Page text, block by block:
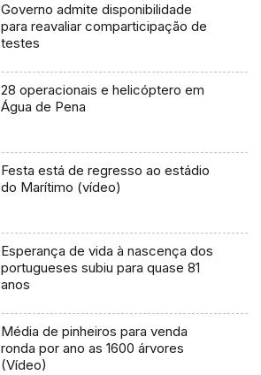
Governo admite disponibilidade
para reavaliar comparticipação de
testes
28 operacionais e helicóptero em
Água de Pena
Festa está de regresso ao estádio
do Marítimo (vídeo)
Esperança de vida à nascença dos
portugueses subiu para quase 81
anos
Média de pinheiros para venda
ronda por ano as 1600 árvores
(Vídeo)